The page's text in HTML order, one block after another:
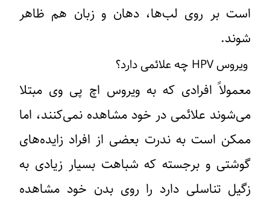
است بر روی لب‌ها، دهان و زبان هم ظاهر
شوند.
ویروس HPV چه علائمی دارد؟
معمولاً افرادی که به ویروس اچ پی وی مبتلا
می‌شوند علائمی در خود مشاهده نمی‌کنند، اما
ممکن است به ندرت بعضی از افراد زایده‌های
گوشتی و برجسته که شباهت بسیار زیادی به
زگیل تناسلی دارد را روی بدن خود مشاهده